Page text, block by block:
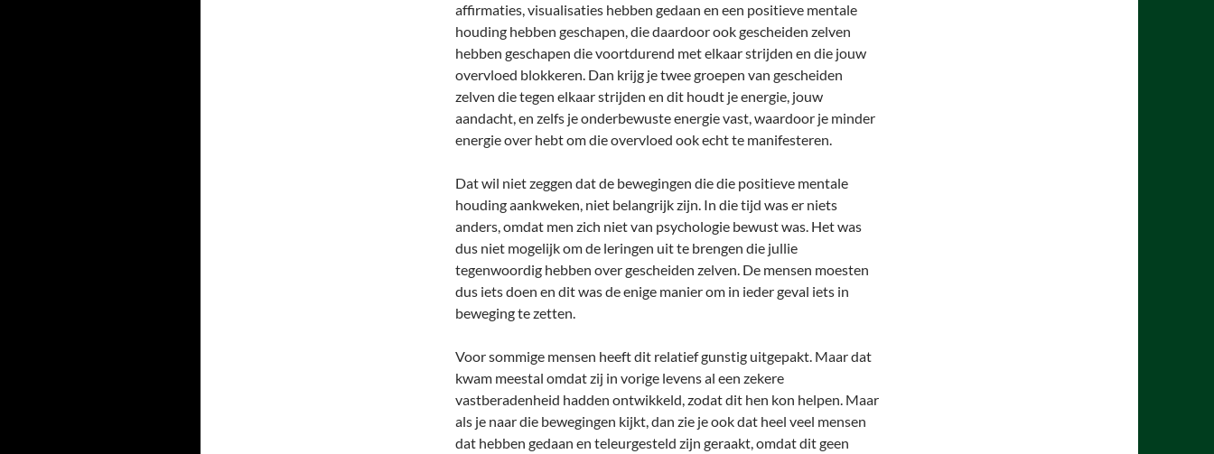
affirmaties, visualisaties hebben gedaan en een positieve mentale
houding hebben geschapen, die daardoor ook gescheiden zelven
hebben geschapen die voortdurend met elkaar strijden en die jouw
overvloed blokkeren. Dan krijg je twee groepen van gescheiden
zelven die tegen elkaar strijden en dit houdt je energie, jouw
aandacht, en zelfs je onderbewuste energie vast, waardoor je minder
energie over hebt om die overvloed ook echt te manifesteren.
Dat wil niet zeggen dat de bewegingen die die positieve mentale
houding aankweken, niet belangrijk zijn. In die tijd was er niets
anders, omdat men zich niet van psychologie bewust was. Het was
dus niet mogelijk om de leringen uit te brengen die jullie
tegenwoordig hebben over gescheiden zelven. De mensen moesten
dus iets doen en dit was de enige manier om in ieder geval iets in
beweging te zetten.
Voor sommige mensen heeft dit relatief gunstig uitgepakt. Maar dat
kwam meestal omdat zij in vorige levens al een zekere
vastberadenheid hadden ontwikkeld, zodat dit hen kon helpen. Maar
als je naar die bewegingen kijkt, dan zie je ook dat heel veel mensen
dat hebben gedaan en teleurgesteld zijn geraakt, omdat dit geen